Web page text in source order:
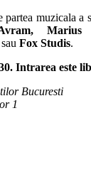
muzicala a
Marius
sau Fox Studis.
Intrarea este
Bucuresti
1